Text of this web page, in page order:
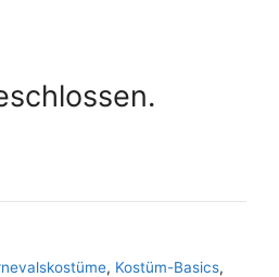
, Kostüm-Basics,